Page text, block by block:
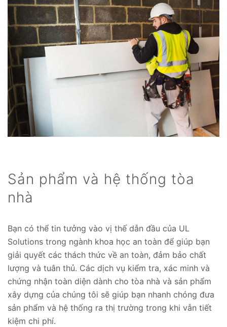
Sản phẩm và hệ thống tòa
nhà
Bạn có thể tin tưởng vào vị thế dẫn đầu của UL
Solutions trong ngành khoa học an toàn để giúp bạn
giải quyết các thách thức về an toàn, đảm bảo chất
lượng và tuân thủ. Các dịch vụ kiểm tra, xác minh và
chứng nhận toàn diện dành cho tòa nhà và sản phẩm
xây dựng của chúng tôi sẽ giúp bạn nhanh chóng đưa
sản phẩm và hệ thống ra thị trường trong khi vẫn tiết
kiệm chi phí.